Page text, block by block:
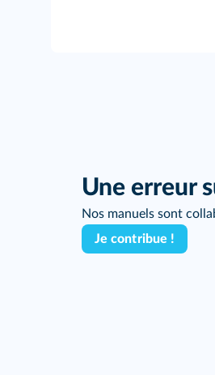
Une erreur
Nos manuels sont
Je contribue !